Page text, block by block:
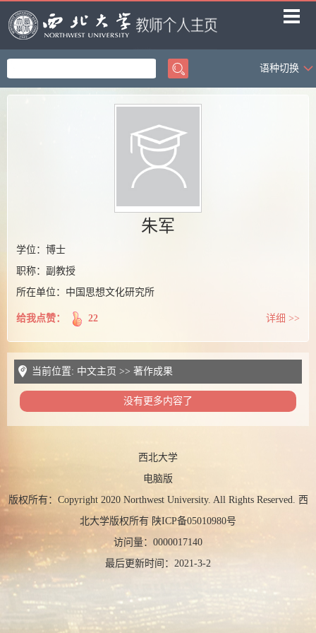
首页
语种切换
朱军
学位：博士
职称：副教授
所在单位：中国思想文化研究所
给我点赞： 22 详细 >>
当前位置: 中文主页 >> 著作成果
没有更多内容了
西北大学
电脑版
版权所有：Copyright 2020 Northwest University. All Rights Reserved. 西
北大学版权所有 陕ICP备05010980号
访问量： 0000017140
最后更新时间： 2021-3-2